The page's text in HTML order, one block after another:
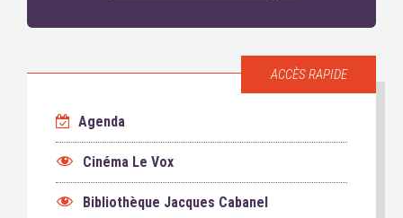
ACCÈS RAPIDE
Agenda
Cinéma Le Vox
Bibliothèque Jacques Cabanel